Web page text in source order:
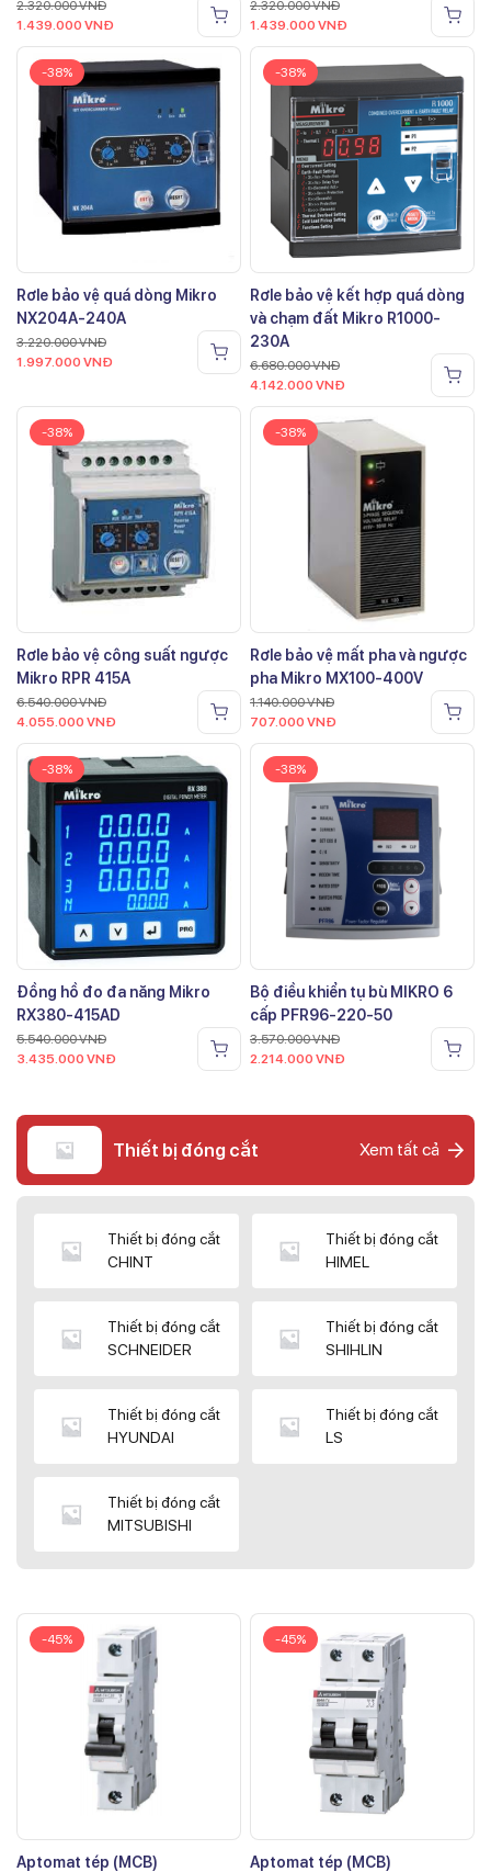
2.320.000VNĐ
1.439.000 VNĐ
2.320.000VNĐ
1.439.000 VNĐ
-38%
Rơle bảo vệ quá dòng Mikro
NX204A-240A
3.220.000VNĐ
1.997.000 VNĐ
-38%
Rơle bảo vệ kết hợp quá dòng
và chạm đất Mikro R1000-
230A
6.680.000VNĐ
4.142.000 VNĐ
-38%
Rơle bảo vệ công suất ngược
Mikro RPR 415A
6.540.000VNĐ
4.055.000 VNĐ
-38%
Rơle bảo vệ mất pha và ngược
pha Mikro MX100-400V
1.140.000VNĐ
707.000 VNĐ
-38%
Đồng hồ đo đa năng Mikro
RX380-415AD
5.540.000VNĐ
3.435.000 VNĐ
-38%
Bộ điều khiển tụ bù MIKRO 6
cấp PFR96-220-50
3.570.000VNĐ
2.214.000 VNĐ
Thiết bị đóng cắt Xem tất cả
Thiết bị đóng cắt
CHINT
Thiết bị đóng cắt
HIMEL
Thiết bị đóng cắt
SCHNEIDER
Thiết bị đóng cắt
SHIHLIN
Thiết bị đóng cắt
HYUNDAI
Thiết bị đóng cắt
LS
Thiết bị đóng cắt
MITSUBISHI
-45%
Aptomat tép (MCB)
-45%
Aptomat tép (MCB)